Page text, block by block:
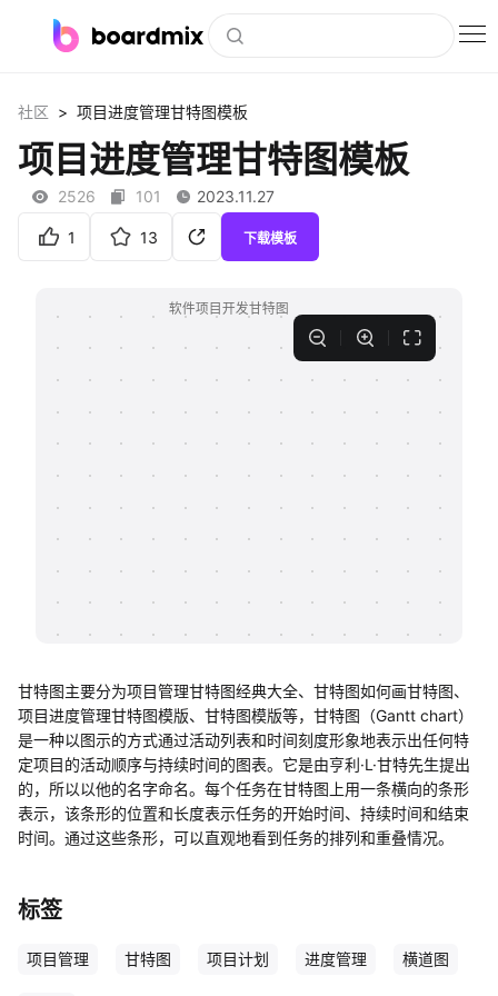
社区资源
下载
会员
客户案例
支持
知识分享社区
社区 > 项目进度管理甘特图模板
项目进度管理甘特图模板
2526 101 2023.11.27
1 13 下载模板
甘特图主要分为项目管理甘特图经典大全、甘特图如何画甘特图、
项目进度管理甘特图模版、甘特图模版等，甘特图（Gantt chart）
是一种以图示的方式通过活动列表和时间刻度形象地表示出任何特
定项目的活动顺序与持续时间的图表。它是由亨利·L·甘特先生提出
的，所以以他的名字命名。每个任务在甘特图上用一条横向的条形
表示，该条形的位置和长度表示任务的开始时间、持续时间和结束
时间。通过这些条形，可以直观地看到任务的排列和重叠情况。
标签
项目管理 甘特图 项目计划 进度管理 横道图